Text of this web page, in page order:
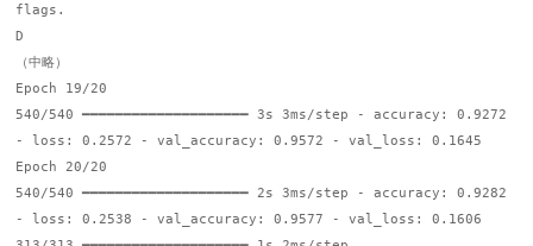
flags.
D
（中略）
Epoch 19/20
540/540 ━━━━━━━━━━━━━━━━━━━━ 3s 3ms/step - accuracy: 0.9272
- loss: 0.2572 - val_accuracy: 0.9572 - val_loss: 0.1645
Epoch 20/20
540/540 ━━━━━━━━━━━━━━━━━━━━ 2s 3ms/step - accuracy: 0.9282
- loss: 0.2538 - val_accuracy: 0.9577 - val_loss: 0.1606